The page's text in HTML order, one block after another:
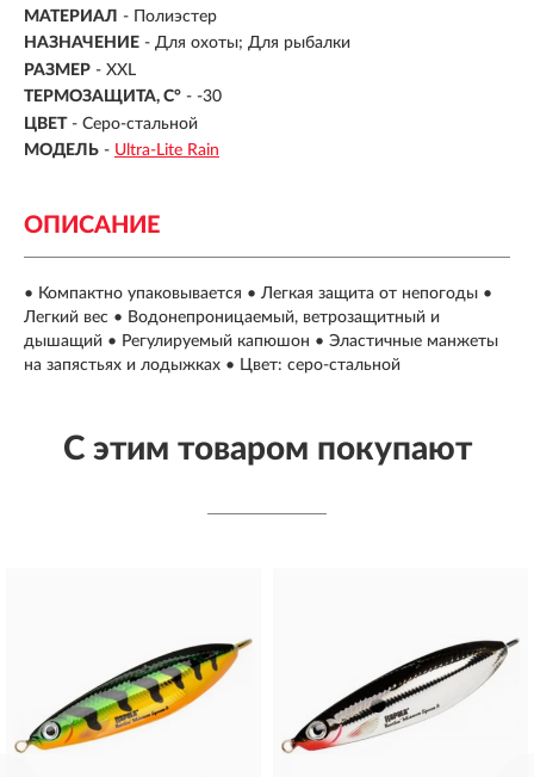
МАТЕРИАЛ - Полиэстер
НАЗНАЧЕНИЕ - Для охоты; Для рыбалки
РАЗМЕР - XXL
ТЕРМОЗАЩИТА, С° - -30
ЦВЕТ - Серо-стальной
МОДЕЛЬ - Ultra-Lite Rain
ОПИСАНИЕ
• Компактно упаковывается • Легкая защита от непогоды •
Легкий вес • Водонепроницаемый, ветрозащитный и
дышащий • Регулируемый капюшон • Эластичные манжеты
на запястьях и лодыжках • Цвет: серо-стальной
С этим товаром покупают